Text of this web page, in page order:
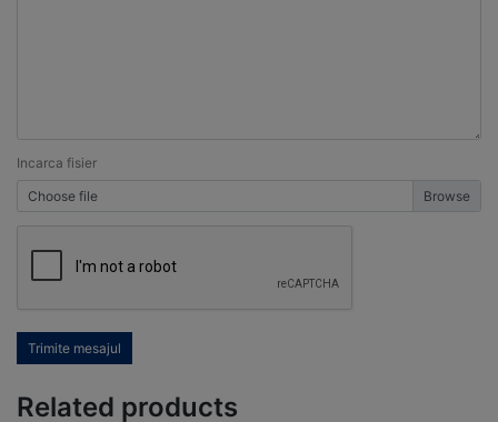
Incarca fisier
Choose file
Trimite mesajul
Related products